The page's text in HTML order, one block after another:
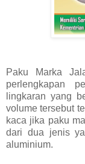
Paku Marka
perlengkapan
lingkaran yang
volume tersebut
kaca jika paku
dari dua jenis
aluminium.